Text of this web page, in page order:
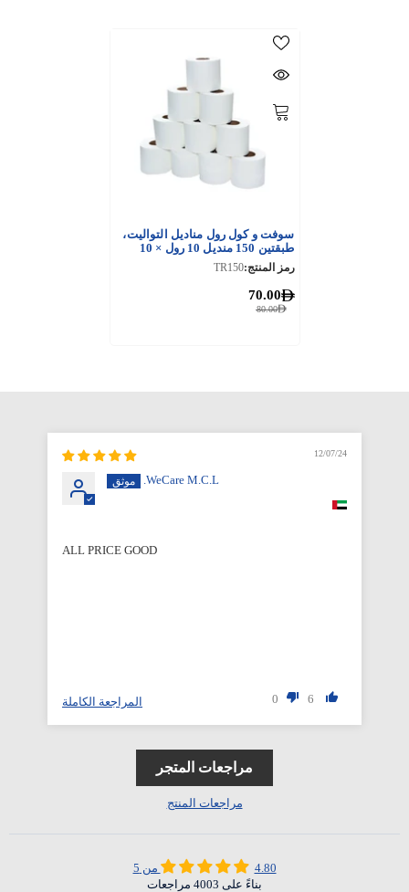
سوفت و كول رول مناديل التواليت،
طبقتين 150 منديل 10 رول × 10
حزمة
رمز المنتج:TR150
80.00
70.00
12/07/24
WeCare M.C.L.
ALL PRICE GOOD
6
0 المراجعة الكاملة
مراجعات المتجر
مراجعات المنتج
4.80 من 5
بناءً على 4003 مراجعات